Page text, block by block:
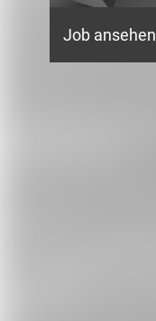
Job ansehen